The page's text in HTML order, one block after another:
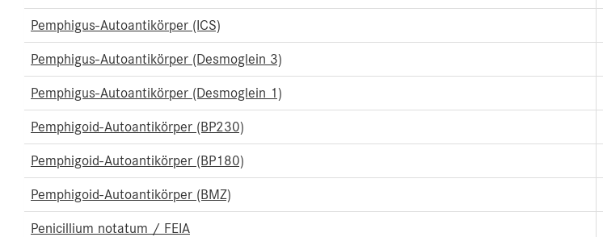
Pemphigus-Autoantikörper (ICS)
Pemphigus-Autoantikörper (Desmoglein 3)
Pemphigus-Autoantikörper (Desmoglein 1)
Pemphigoid-Autoantikörper (BP230)
Pemphigoid-Autoantikörper (BP180)
Pemphigoid-Autoantikörper (BMZ)
Penicillium notatum / FEIA